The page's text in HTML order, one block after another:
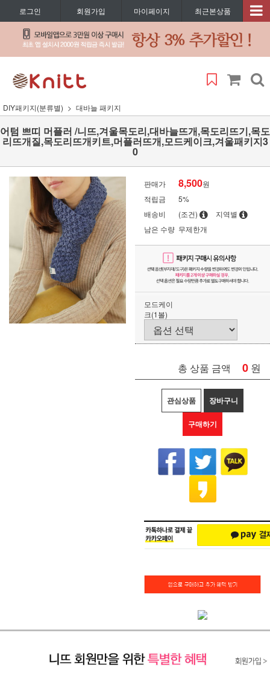
로그인 회원가입 마이페이지 최근본상품
DIY패키지(분류별) 대바늘 패키지
어텀 쁘띠 머플러 /니뜨,겨울목도리,대바늘뜨개,목도리뜨기,목도
리뜨개질,목도리뜨개키트,머플러뜨개,모드케이크,겨울패키지3
0
판매가 8,500원
적립금
5%
배송비
(조건)
지역별
남은 수량 무제한개
모드케이
크(1볼)
총 상품 금액 0 원
관심상품 장바구니
구매하기